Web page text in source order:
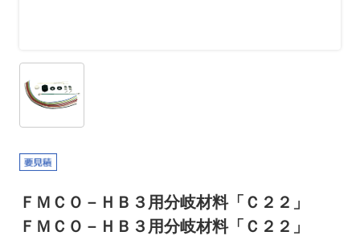
ＦＭＣＯ－ＨＢ３用分岐材料「Ｃ２２」
ＦＭＣＯ－ＨＢ３用分岐材料「Ｃ２２」